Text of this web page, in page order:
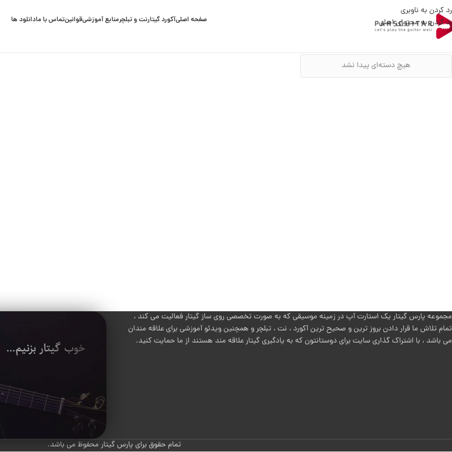
رد کردن به ناوبری
رد کردن به محتوای اصلی
صفحه اصلیآکورد گیتارنت و تبلچرمنابع آموزشیقوانینتماس با مادانلود ها
هیچ دسته‌ای پیدا نشد
مجموعه پارس گیتار یک استارت آپ در زمینه موسیقی که به صورت تخصصی روی ساز گیتار فعالیت می کند ،
تمام تلاش ما قرار دادن بروز ترین و صحیح ترین آکورد ، نت ، تبلچر و همچنین ویدئو آموزشی برای علاقه مندان
می باشد ، با اشتراک گذاری سایت برای دوستانتون که به یادگیری گیتار علاقه مند هستند از ما حمایت کنید.
تمام حقوق برای پارس گیتار محفوظ می باشد.